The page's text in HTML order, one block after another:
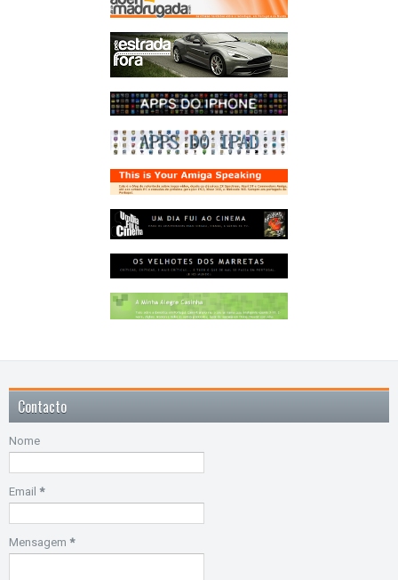
Contacto
Nome
Email *
Mensagem *